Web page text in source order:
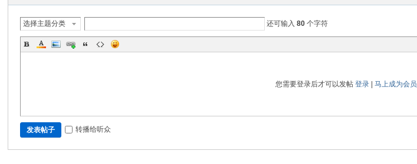
选择主题分类 还可输入80 个字符
您需要登录后才可以发帖 登录| 马上成为会员
发表帖子 转播给听众